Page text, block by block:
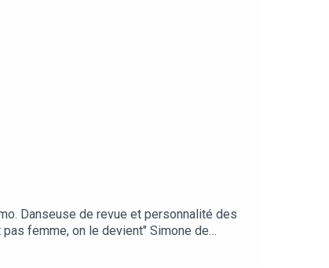
Danseuse de revue et personnalité des
femme, on le devient" Simone de